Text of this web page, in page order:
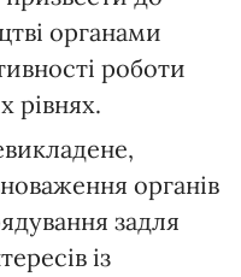
органами
роботи
рівнях.
органів
задля
із